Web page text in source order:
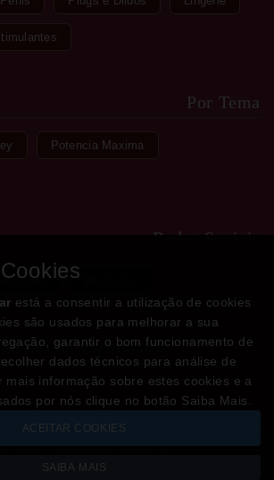
Por Tema
Potencia Maxima
Redes Sociais
de Pagamento
© LOJADODESEJO.pt 2026
está a consentir a utilização de cookies
são usados para melhorar a sua
garantir o bom funcionamento de
dados técnicos para análise de
mais informação sobre estes cookies e a
por nós clique no botão Saiba Mais.
ACEITAR COOKIES
SAIBA MAIS